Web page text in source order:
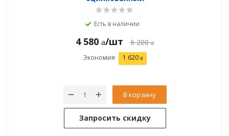
Есть в наличии
4 580 /шт 6 200
Экономия 1 620
В корзину
Запросить скидку